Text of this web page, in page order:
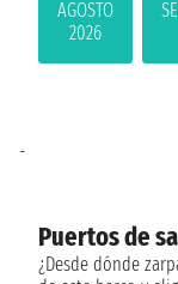
AGOSTO
2026
Puertos de
¿Desde dónde
-